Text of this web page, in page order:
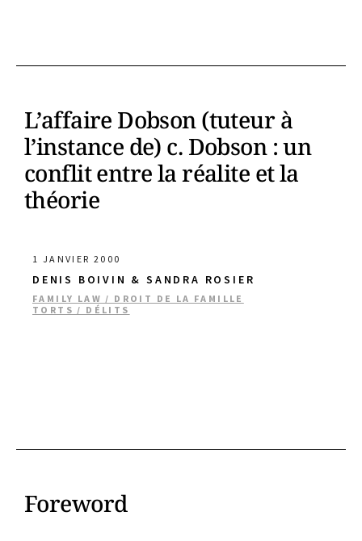
L’affaire Dobson (tuteur à
l’instance de) c. Dobson : un
conflit entre la réalite et la
théorie
1 JANVIER 2000
DENIS BOIVIN & SANDRA ROSIER
FAMILY LAW / DROIT DE LA FAMILLE
TORTS / DÉLITS
Foreword